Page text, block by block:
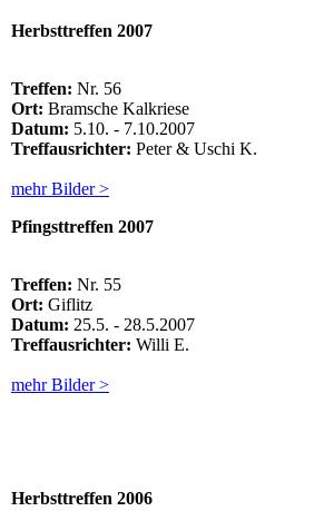
Herbsttreffen 2007
Treffen: Nr. 56
Ort: Bramsche Kalkriese
Datum: 5.10. - 7.10.2007
Treffausrichter: Peter & Uschi K.
mehr Bilder >
Pfingsttreffen 2007
Treffen: Nr. 55
Ort: Giflitz
Datum: 25.5. - 28.5.2007
Treffausrichter: Willi E.
mehr Bilder >
Herbsttreffen 2006